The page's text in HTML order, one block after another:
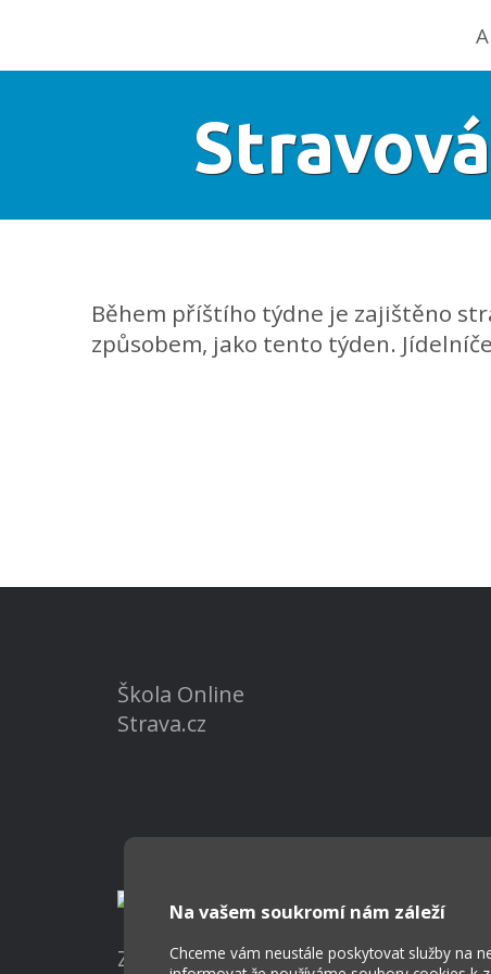
Během příštího týdne je zajištěno
způsobem, jako tento týden.
Na vašem soukromí nám záleží
Chceme vám neustále poskytovat služby na
Škola Online
Strava.cz
Základní škola a Mateřská škola